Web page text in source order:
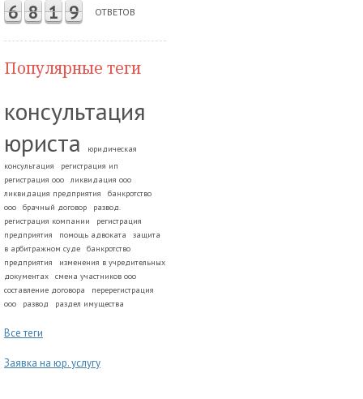
6 8 1 9 ОТВЕТОВ
Популярные теги
консультация
юриста
юридическая
консультация
регистрация ип
регистрация ооо
ликвидация ооо
ликвидация предприятия
банкротство
ооо
брачный договор
развод.
регистрация компании
регистрация
предприятия
помощь адвоката
защита
в арбитражном суде
банкротство
предприятия
изменения в учредительных
документах
смена участников ооо
составление договора
перерегистрация
ооо
развод раздел имущества
Все теги
Заявка на юр. услугу